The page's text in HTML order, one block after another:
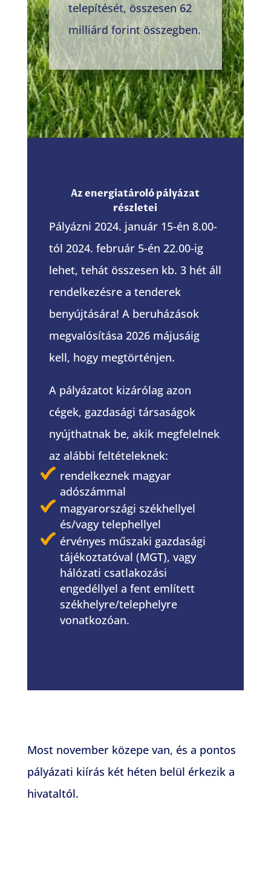
telepítését, összesen 62
milliárd forint összegben.
Az energiatároló pályázat
részletei
Pályázni 2024. január 15-én 8.00-
tól 2024. február 5-én 22.00-ig
lehet, tehát összesen kb. 3 hét áll
rendelkezésre a tenderek
benyújtására! A beruházások
megvalósítása 2026 májusáig
kell, hogy megtörténjen.
A pályázatot kizárólag azon
cégek, gazdasági társaságok
nyújthatnak be, akik megfelelnek
az alábbi feltételeknek:
rendelkeznek magyar
adószámmal
magyarországi székhellyel
és/vagy telephellyel
érvényes műszaki gazdasági
tájékoztatóval (MGT), vagy
hálózati csatlakozási
engedéllyel a fent említett
székhelyre/telephelyre
vonatkozóan.
Most november közepe van, és a pontos
pályázati kiírás két héten belül érkezik a
hivataltól.